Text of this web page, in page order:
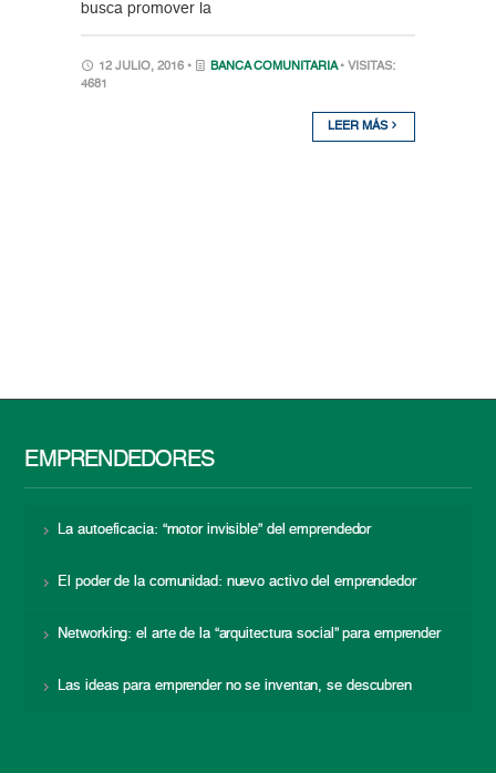
busca promover la
12 JULIO, 2016 • BANCA COMUNITARIA • VISITAS:
4681
LEER MÁS
EMPRENDEDORES
La autoeficacia: “motor invisible” del emprendedor
El poder de la comunidad: nuevo activo del emprendedor
Networking: el arte de la “arquitectura social” para emprender
Las ideas para emprender no se inventan, se descubren